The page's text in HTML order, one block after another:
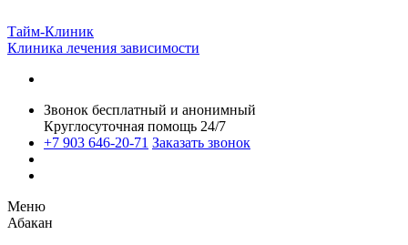
Тайм-Клиник
Клиника лечения зависимости
Звонок бесплатный и анонимный
Круглосуточная помощь 24/7
+7 903 646-20-71 Заказать звонок
Меню
Абакан